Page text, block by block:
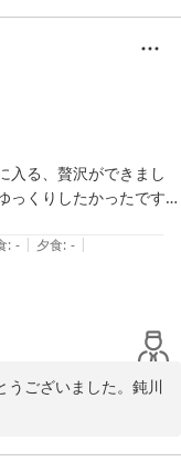
入る、贅沢ができまし
っくりしたかったです。
心地良い音がずっと聞
ましたが、優しく丁寧
。
: - | 夕食: - |
うございました。鈍川
過ごされたようで何
す。またのお越しをス